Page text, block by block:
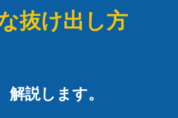
抜け出し方
解説します。